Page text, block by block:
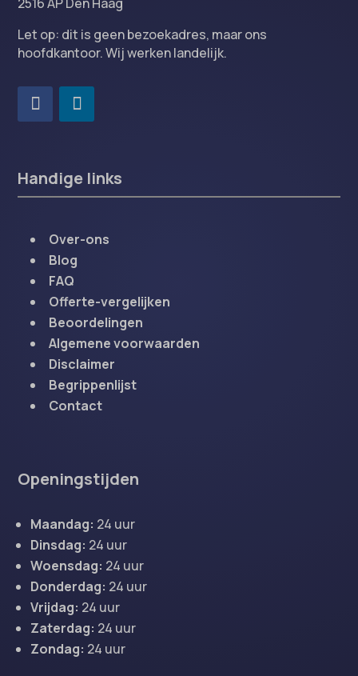
Let op: dit is geen bezoekadres, maar ons
hoofdkantoor. Wij werken landelijk.
Handige links
Over-ons
Blog
FAQ
Offerte-vergelijken
Beoordelingen
Algemene voorwaarden
Disclaimer
Begrippenlijst
Contact
Openingstijden
Maandag: 24 uur
Dinsdag: 24 uur
Woensdag: 24 uur
Donderdag: 24 uur
Vrijdag: 24 uur
Zaterdag: 24 uur
Zondag: 24 uur